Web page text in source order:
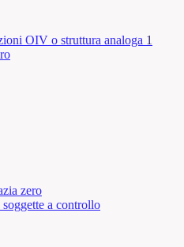
OIV o struttura analoga 1
zero
a controllo